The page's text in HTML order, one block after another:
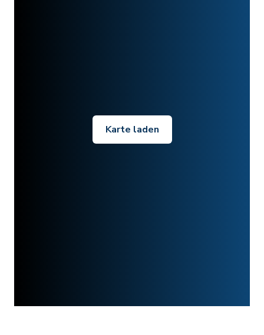
Karte laden